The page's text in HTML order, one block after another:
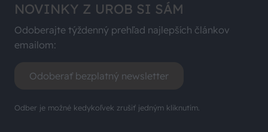
NOVINKY Z UROB SI SÁM
Odoberajte týždenný prehľad najlepších článkov
emailom:
Odoberať bezplatný newsletter
Odber je možné kedykoľvek zrušiť jedným kliknutím.